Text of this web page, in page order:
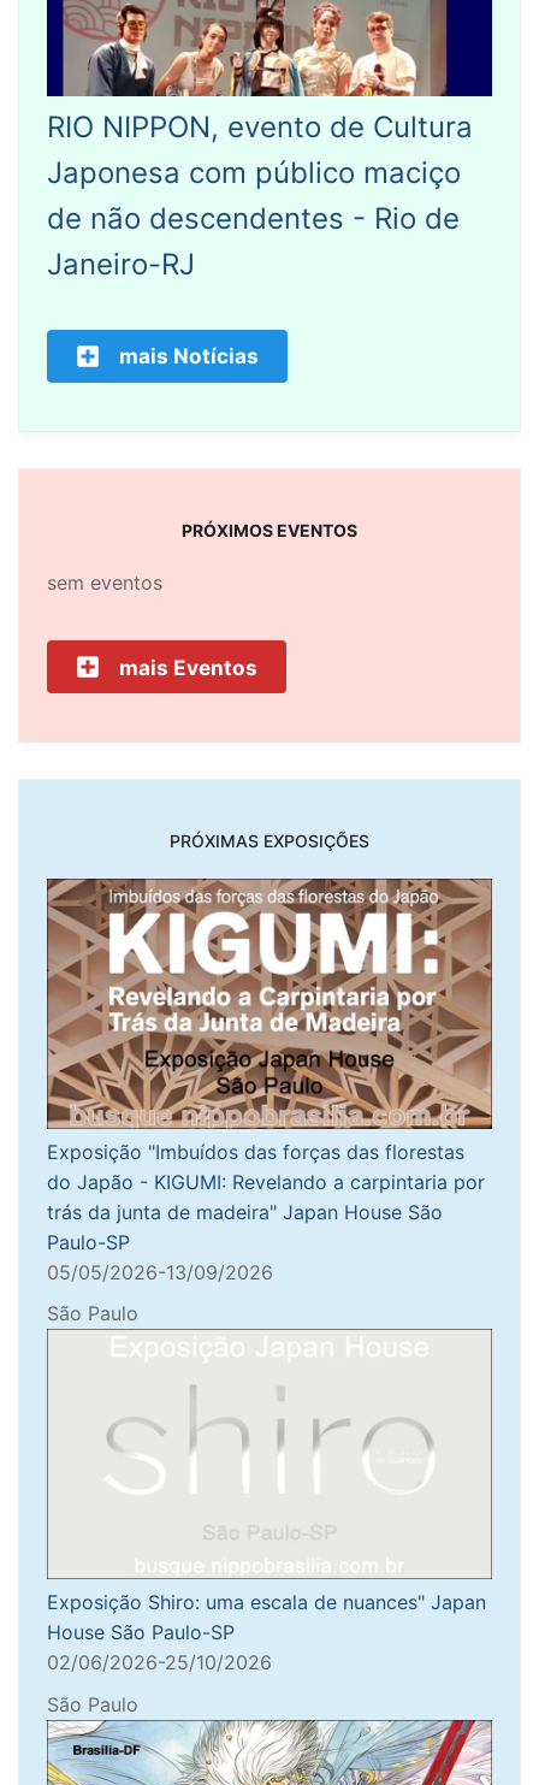
RIO NIPPON, evento de Cultura
Japonesa com público maciço
de não descendentes - Rio de
Janeiro-RJ
mais Notícias
PRÓXIMOS EVENTOS
sem eventos
mais Eventos
PRÓXIMAS EXPOSIÇÕES
Exposição "Imbuídos das forças das florestas
do Japão - KIGUMI: Revelando a carpintaria por
trás da junta de madeira" Japan House São
Paulo-SP
05/05/2026-13/09/2026
São Paulo
Exposição Shiro: uma escala de nuances" Japan
House São Paulo-SP
02/06/2026-25/10/2026
São Paulo